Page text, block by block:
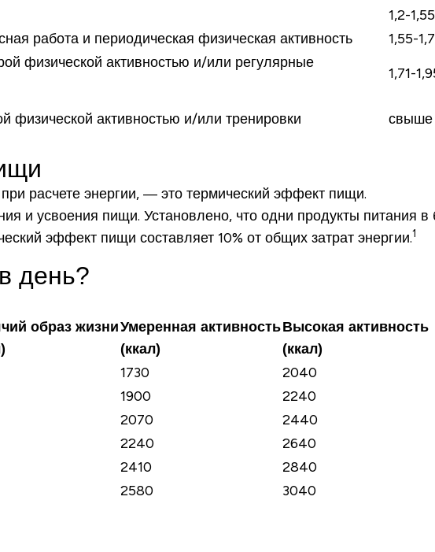
1,2-1,55
работа и периодическая физическая активность 1,55-
физической активностью и/или регулярные
1,71-
физической активностью и/или тренировки свыше
расчете энергии, — это термический эффект пищи.
и усвоения пищи. Установлено, что одни продукты питания
эффект пищи составляет 10% от общих затрат энергии.1
день?
образ жизниУмеренная активность
(ккал)
Высокая активность
(ккал)
1730
2040
1900
2240
2070
2440
2240
2640
2410
2840
2580 3040